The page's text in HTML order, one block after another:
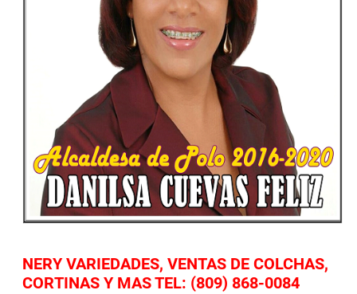
NERY VARIEDADES, VENTAS DE COLCHAS,
CORTINAS Y MAS TEL: (809) 868-0084